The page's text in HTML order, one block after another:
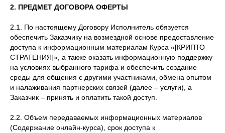
2. ПРЕДМЕТ ДОГОВОРА ОФЕРТЫ
2.1. По настоящему Договору Исполнитель обязуется
обеспечить Заказчику на возмездной основе предоставление
доступа к информационным материалам Курса «[КРИПТО
СТРАТЕНИЯ]», а также оказать информационную поддержку
на условиях выбранного тарифа и обеспечить создание
среды для общения с другими участниками, обмена опытом
и налаживания партнерских связей (далее – услуги), а
Заказчик – принять и оплатить такой доступ.
2.2. Объем передаваемых информационных материалов
(Содержание онлайн-курса), срок доступа к